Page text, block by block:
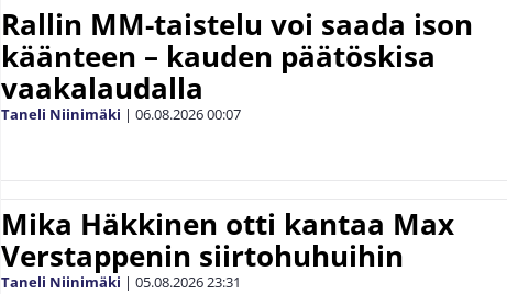
Rallin MM-taistelu voi saada ison
käänteen – kauden päätöskisa
vaakalaudalla
Taneli Niinimäki | 06.08.202600:07
Mika Häkkinen otti kantaa Max
Verstappenin siirtohuhuihin
Taneli Niinimäki | 05.08.202623:31